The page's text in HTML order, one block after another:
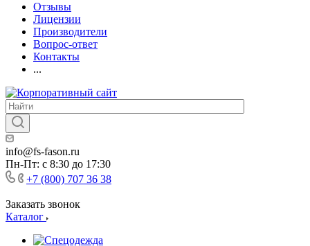
Отзывы
Лицензии
Производители
Вопрос-ответ
Контакты
...
info@fs-fason.ru
Пн-Пт: с 8:30 до 17:30
+7 (800) 707 36 38
Заказать звонок
Каталог